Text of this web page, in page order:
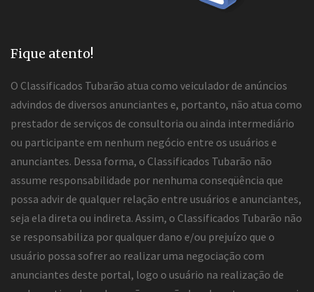
Fique atento!
O Classificados Tubarão atua como veiculador de anúncios
advindos de diversos anunciantes e, portanto, não atua como
prestador de serviços de consultoria ou ainda intermediário
ou participante em nenhum negócio entre os usuários e
anunciantes. Dessa forma, o Classificados Tubarão não
assume responsabilidade por nenhuma conseqüência que
possa advir de qualquer relação entre usuários e anunciantes,
seja ela direta ou indireta. Assim, o Classificados Tubarão não
se responsabiliza por qualquer dano e/ou prejuízo que o
usuário possa sofrer ao realizar uma negociação com
anunciantes deste portal, logo o usuário na realização de